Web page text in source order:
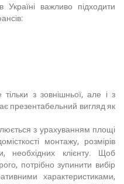
важливо підходити
з зовнішньої, але і з
презентабельний вигляд як
з урахуванням площі
монтажу, розмірів
необхідних клієнту. Щоб
потрібно зупинити вибір
характеристиками,